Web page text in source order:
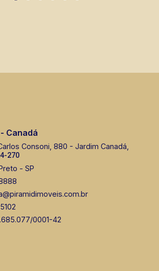
Canadá
Consoni, 880 - Jardim Canadá,
270
- SP
0001-42